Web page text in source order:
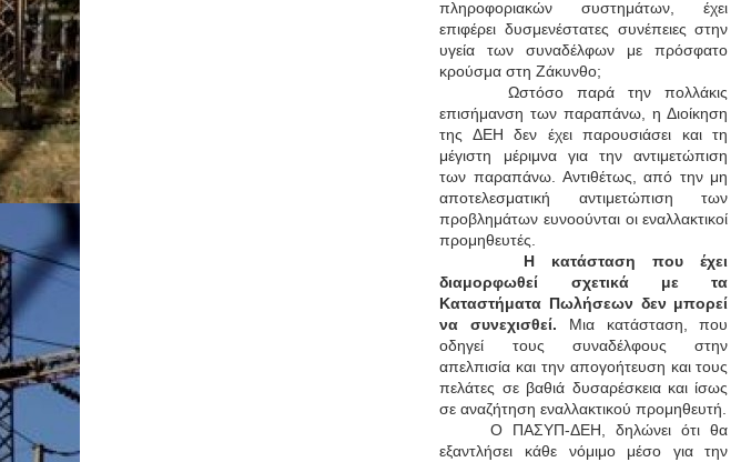
πληροφοριακών συστημάτων, έχει
επιφέρει δυσμενέστατες συνέπειες στην
υγεία των συναδέλφων με πρόσφατο
κρούσμα στη Ζάκυνθο;
Ωστόσο παρά την πολλάκις
επισήμανση των παραπάνω, η Διοίκηση
της ΔΕΗ δεν έχει παρουσιάσει και τη
μέγιστη μέριμνα για την αντιμετώπιση
των παραπάνω. Αντιθέτως, από την μη
αποτελεσματική αντιμετώπιση των
προβλημάτων ευνοούνται οι εναλλακτικοί
προμηθευτές.
Η κατάσταση που έχει
διαμορφωθεί σχετικά με τα
Καταστήματα Πωλήσεων δεν μπορεί
να συνεχισθεί. Μια κατάσταση, που
οδηγεί τους συναδέλφους στην
απελπισία και την απογοήτευση και τους
πελάτες σε βαθιά δυσαρέσκεια και ίσως
σε αναζήτηση εναλλακτικού προμηθευτή.
Ο ΠΑΣΥΠ-ΔΕΗ, δηλώνει ότι θα
εξαντλήσει κάθε νόμιμο μέσο για την